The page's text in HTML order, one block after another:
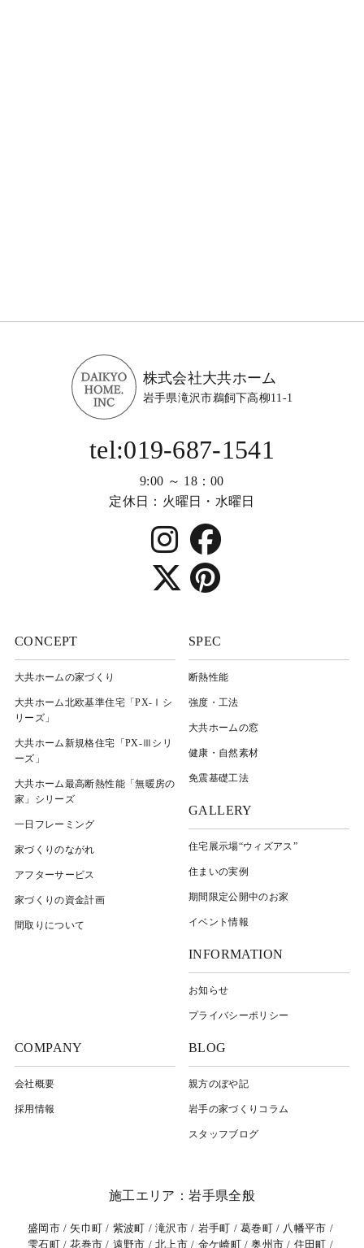
株式会社大共ホーム
岩手県滝沢市鵜飼下高柳11-1
tel:019-687-1541
9:00 ～ 18：00
定休日：火曜日・水曜日
CONCEPT
大共ホームの家づくり
大共ホーム北欧基準住宅「PX-Ⅰシ
リーズ」
大共ホーム新規格住宅「PX-Ⅲシリ
ーズ」
大共ホーム最高断熱性能「無暖房の
家」シリーズ
一日フレーミング
家づくりのながれ
アフターサービス
家づくりの資金計画
間取りについて
SPEC
断熱性能
強度・工法
大共ホームの窓
健康・自然素材
免震基礎工法
GALLERY
住宅展示場“ウィズアス”
住まいの実例
期間限定公開中のお家
イベント情報
INFORMATION
お知らせ
プライバシーポリシー
COMPANY
会社概要
採用情報
BLOG
親方のぼや記
岩⼿の家づくりコラム
スタッフブログ
施工エリア：岩手県全般
盛岡市 矢巾町 紫波町 滝沢市 岩手町 葛巻町
八幡平市
雫石町
花巻市 遠野市 北上市 金ケ崎町 奥州市 住田町